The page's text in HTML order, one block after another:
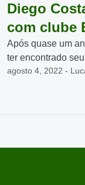
Diego
com clube
Após quase um
ter encontrado
agosto 4, 2022 -